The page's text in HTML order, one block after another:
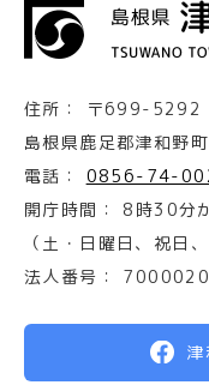
住所：
〒699-5292
島根県鹿足郡津和野
電話：
0856-74-
開庁時間：
8時30分
（土・日曜日、祝日
法人番号：